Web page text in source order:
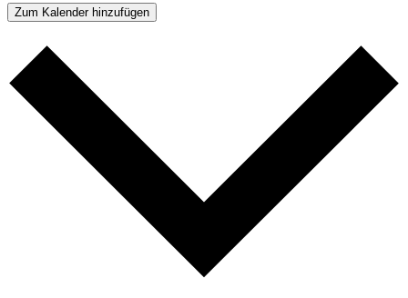
Zum Kalender hinzufügen